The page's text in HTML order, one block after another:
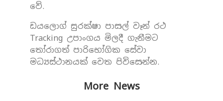
වේ.
ඩයලොග් සුරක්ෂා පාසල් වෑන් රථ
Tracking උපාංගය මිලදී ගැනීමට
තෝරාගත් පාරිභෝගික සේවා
මධ්‍යස්ථානයක් වෙත පිවිසෙන්න.
More News